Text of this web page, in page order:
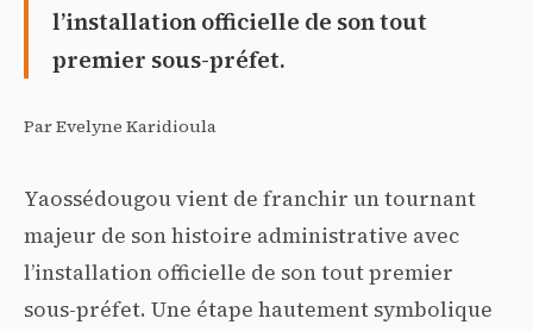
l’installation officielle de son tout
premier sous-préfet.
Par Evelyne Karidioula
Yaossédougou vient de franchir un tournant
majeur de son histoire administrative avec
l’installation officielle de son tout premier
sous-préfet. Une étape hautement symbolique